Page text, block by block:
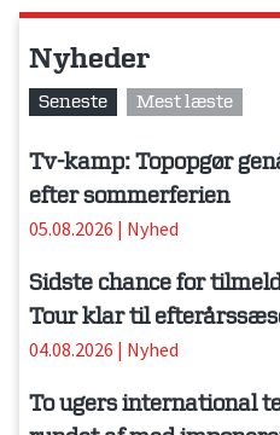
Nyheder
Seneste Mest læste
Tv-kamp: Topopgør
efter sommerferien
05.08.2026 | Nyhed
Sidste chance for
Tour klar til
04.08.2026 | Nyhed
To ugers international